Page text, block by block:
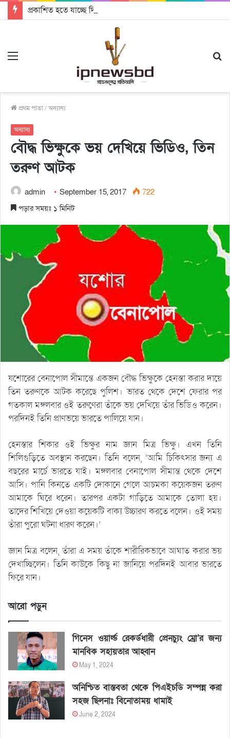
প্রকাশিত হতে যাচ্ছে দি রাবুগার নতুন গান ‘Baljanggi’
প্রথম পাতা/অন্যান্য
অন্যান্য
বৌদ্ধ ভিক্ষুকে ভয় দেখিয়ে ভিডিও, তিন
তরুণ আটক
admin September 15, 2017
722
পড়ার সময়ঃ ১ মিনিট
যশোরের বেনাপোল সীমান্তে একজন বৌদ্ধ ভিক্ষুকে হেনস্তা করার দায়ে
তিন তরুণকে আটক করেছে পুলিশ। ভারত থেকে দেশে ফেরার পর
গতকাল মঙ্গলবার ওই তরুণেরা তাঁকে ভয় দেখিয়ে তাঁর ভিডিও করেন।
পরদিনই তিনি প্রাণভয়ে ভারতে পালিয়ে যান।
হেনস্তার শিকার ওই ভিক্ষুর নাম জ্ঞান মিত্র ভিক্ষু। এখন তিনি
শিলিগুড়িতে অবস্থান করছেন। তিনি বলেন, ‘আমি চিকিৎসার জন্য এ
বছরের মার্চে ভারতে যাই। মঙ্গলবার বেনাপোল সীমান্ত থেকে দেশে
আসি। পানি কিনতে একটি দোকানে গেলে আচমকা কয়েকজন তরুণ
আমাকে ঘিরে ধরেন। তারপর একটা গাড়িতে আমাকে তোলা হয়।
তাদের শিখিয়ে দেওয়া কয়েকটি বাক্য উচ্চারণ করতে বলেন। ওই সময়
তাঁরা পুরো ঘটনা ধারণ করেন।’
জ্ঞান মিত্র বলেন, তাঁরা এ সময় তাঁকে শারীরিকভাবে আঘাত করার ভয়
দেখাচ্ছিলেন। তিনি কাউকে কিছু না জানিয়ে পরদিনই আবার ভারতে
ফিরে যান।
আরো পড়ুন
গিনেস ওয়ার্ল্ড রেকর্ডধারী প্রেনচ্যুং ম্রো’র জন্য
মানবিক সহায়তার আহ্বান
May 1, 2024
অনিশ্চিত বাস্তবতা থেকে পিএইচডি সম্পন্ন করা
সহজ ছিলনাঃ বিনোতাময় ধামাই
June 2, 2024